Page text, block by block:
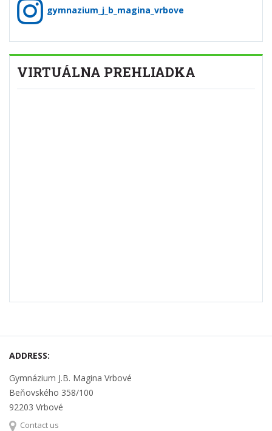
gymnazium_j_b_magina_vrbove
VIRTUÁLNA PREHLIADKA
ADDRESS:
Gymnázium J.B. Magina Vrbové
Beňovského 358/100
92203 Vrbové
Contact us